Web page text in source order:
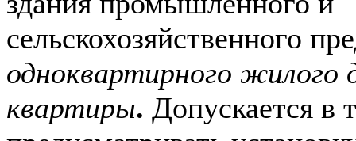
сельскохозяйственного
одноквартирного жилого
квартиры. Допускается в